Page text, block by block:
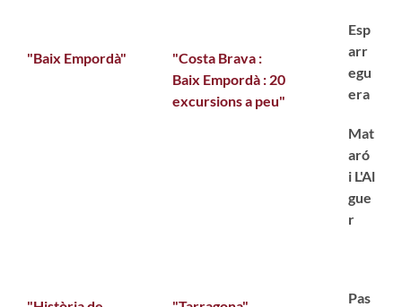
"Baix Empordà"
"Costa Brava :
Baix Empordà : 20
excursions a peu"
Esp
arr
egu
era
Mat
aró
i L'Al
gue
r
Pas